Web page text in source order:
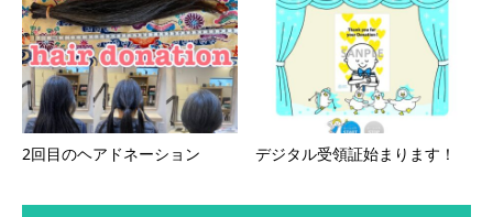
2回目のヘアドネーション デジタル受領証始まります！